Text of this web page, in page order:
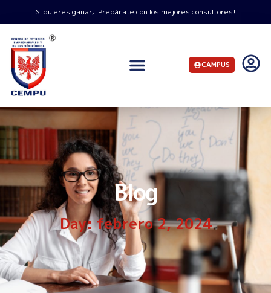
Si quieres ganar, ¡Prepárate con los mejores consultores!
CAMPUS
Blog
Day: febrero 2, 2024